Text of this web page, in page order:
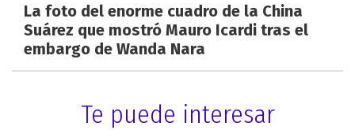
La foto del enorme cuadro de la China
Suárez que mostró Mauro Icardi tras el
embargo de Wanda Nara
Te puede interesar